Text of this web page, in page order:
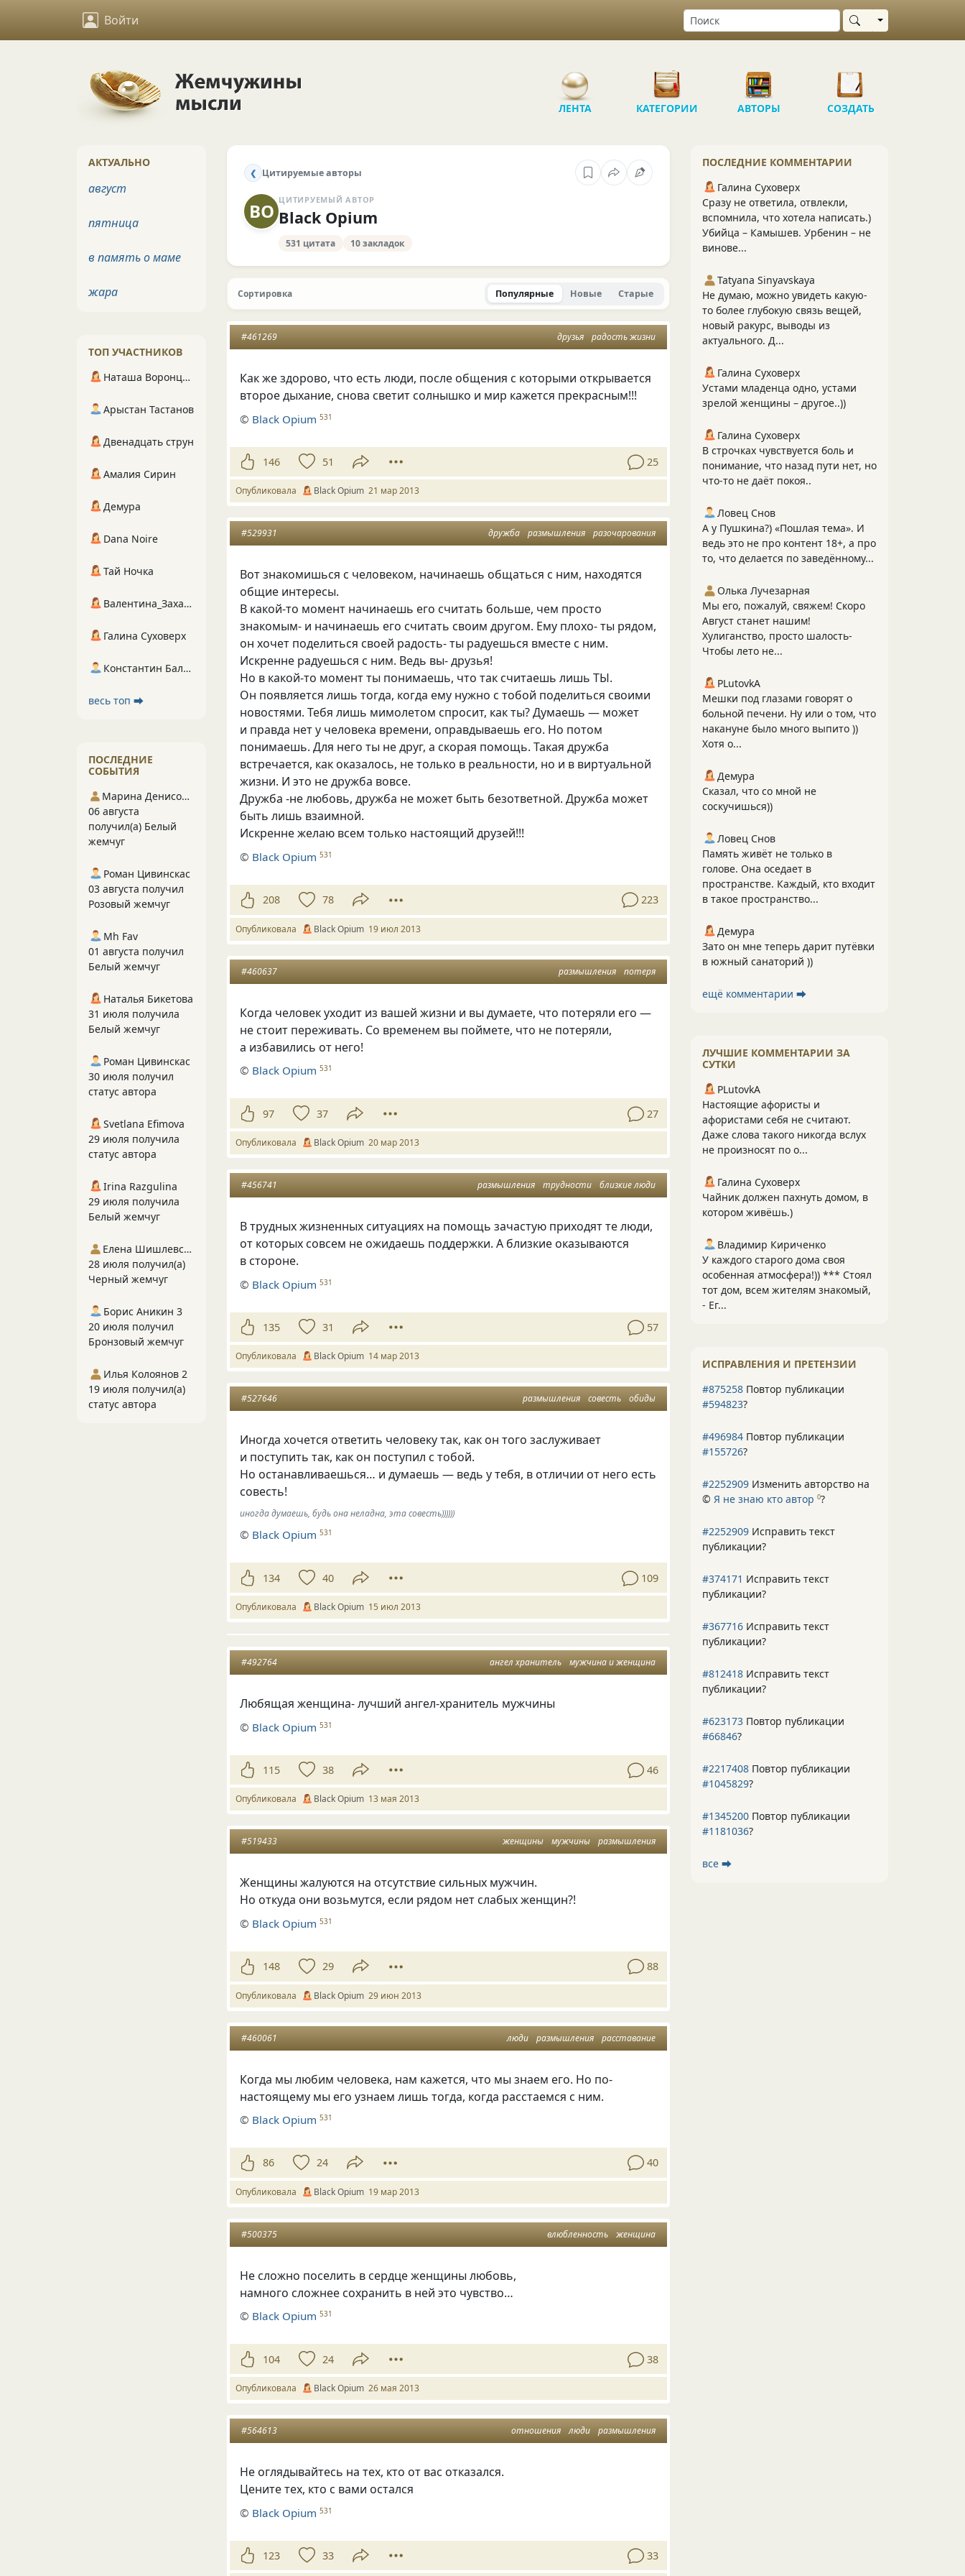
Войти Выбрать область
ЛЕНТА КАТЕГОРИИ АВТОРЫ СОЗДАТЬ
❮ Цитируемые авторы
ВO ЦИТИРУЕМЫЙ АВТОР
Вlack Opium
531 цитата 10 закладок
Сортировка Популярные Новые Старые
друзья радость жизни
#461269
Как же здорово, что есть люди, после общения с которыми открывается
второе дыхание, снова светит солнышко и мир кажется прекрасным!!!
© Вlack Opium 531
146 51 25
Опубликовала Вlack Оpium 21 мар 2013
дружба размышления разочарования
#529931
Вот знакомишься с человеком, начинаешь общаться с ним, находятся
общие интересы.
В какой-то момент начинаешь его считать больше, чем просто
знакомым- и начинаешь его считать своим другом. Ему плохо- ты рядом,
он хочет поделиться своей радость- ты радуешься вместе с ним.
Искренне радуешься с ним. Ведь вы- друзья!
Но в какой-то момент ты понимаешь, что так считаешь лишь ТЫ.
Он появляется лишь тогда, когда ему нужно с тобой поделиться своими
новостями. Тебя лишь мимолетом спросит, как ты? Думаешь — может
и правда нет у человека времени, оправдываешь его. Но потом
понимаешь. Для него ты не друг, а скорая помощь. Такая дружба
встречается, как оказалось, не только в реальности, но и в виртуальной
жизни. И это не дружба вовсе.
Дружба -не любовь, дружба не может быть безответной. Дружба может
быть лишь взаимной.
Искренне желаю всем только настоящий друзей!!!
© Вlack Opium 531
208 78 223
Опубликовала Вlack Оpium 19 июл 2013
размышления потеря
#460637
Когда человек уходит из вашей жизни и вы думаете, что потеряли его —
не стоит переживать. Со временем вы поймете, что не потеряли,
а избавились от него!
© Вlack Opium 531
97 37 27
Опубликовала Вlack Оpium 20 мар 2013
размышления трудности близкие люди
#456741
В трудных жизненных ситуациях на помощь зачастую приходят те люди,
от которых совсем не ожидаешь поддержки. А близкие оказываются
в стороне.
© Вlack Opium 531
135 31 57
Опубликовала Вlack Оpium 14 мар 2013
размышления совесть обиды
#527646
Иногда хочется ответить человеку так, как он того заслуживает
и поступить так, как он поступил с тобой.
Но останавливаешься… и думаешь — ведь у тебя, в отличии от него есть
совесть!
иногда думаешь, будь она неладна, эта совесть))))))
© Вlack Opium 531
134 40 109
Опубликовала Вlack Оpium 15 июл 2013
ангел хранитель мужчина и женщина
#492764
Любящая женщина- лучший ангел-хранитель мужчины
© Вlack Opium 531
115 38 46
Опубликовала Вlack Оpium 13 мая 2013
женщины мужчины размышления
#519433
Женщины жалуются на отсутствие сильных мужчин.
Но откуда они возьмутся, если рядом нет слабых женщин?!
© Вlack Opium 531
148 29 88
Опубликовала Вlack Оpium 29 июн 2013
люди размышления расставание
#460061
Когда мы любим человека, нам кажется, что мы знаем его. Но по-
настоящему мы его узнаем лишь тогда, когда расстаемся с ним.
© Вlack Opium 531
86 24 40
Опубликовала Вlack Оpium 19 мар 2013
влюбленность женщина
#500375
Не сложно поселить в сердце женщины любовь,
намного сложнее сохранить в ней это чувство…
© Вlack Opium 531
104 24 38
Опубликовала Вlack Оpium 26 мая 2013
отношения люди размышления
#564613
Не оглядывайтесь на тех, кто от вас отказался.
Цените тех, кто с вами остался
© Вlack Opium 531
123 33 33
ПОСЛЕДНИЕ КОММЕНТАРИИ
Галина Суховерх
Сразу не ответила, отвлекли,
вспомнила, что хотела написать.)
Убийца – Камышев. Урбенин – не
винове...
Tatyana Sinyavskaya
Не думаю, можно увидеть какую-
то более глубокую связь вещей,
новый ракурс, выводы из
актуального. Д...
Галина Суховерх
Устами младенца одно, устами
зрелой женщины – другое..))
Галина Суховерх
В строчках чувствуется боль и
понимание, что назад пути нет, но
что-то не даёт покоя..
Ловец Снов
А у Пушкина?) «Пошлая тема». И
ведь это не про контент 18+, а про
то, что делается по заведённому...
Олька Лучезарная
Мы его, пожалуй, свяжем! Скоро
Август станет нашим!
Хулиганство, просто шалость-
Чтобы лето не...
PLutоvkА
Мешки под глазами говорят о
больной печени. Ну или о том, что
накануне было много выпито ))
Хотя о...
Демура
Сказал, что со мной не
соскучишься))
Ловец Снов
Память живёт не только в
голове. Она оседает в
пространстве. Каждый, кто входит
в такое пространство...
Демура
Зато он мне теперь дарит путёвки
в южный санаторий ))
ещё комментарии ⮕
ЛУЧШИЕ КОММЕНТАРИИ ЗА
СУТКИ
PLutоvkА
Настоящие афористы и
афористами себя не считают.
Даже слова такого никогда вслух
не произносят по о...
Галина Суховерх
Чайник должен пахнуть домом, в
котором живёшь.)
Владимир Кириченко
У каждого старого дома своя
особенная атмосфера!)) *** Стоял
тот дом, всем жителям знакомый,
- Ег...
ИСПРАВЛЕНИЯ И ПРЕТЕНЗИИ
#875258 Повтор публикации
#594823?
#496984 Повтор публикации
#155726?
#2252909 Изменить авторство на
© Я не знаю кто автор 0?
#2252909 Исправить текст
публикации?
#374171 Исправить текст
публикации?
#367716 Исправить текст
публикации?
#812418 Исправить текст
публикации?
#623173 Повтор публикации
#66846?
#2217408 Повтор публикации
#1045829?
#1345200 Повтор публикации
#1181036?
все ⮕
АКТУАЛЬНО
август
пятница
в память о маме
жара
ТОП УЧАСТНИКОВ
Наташа Воронцова
Арыстан Тастанов
Двенадцать струн
Амалия Сирин
Демура
Dana Noire
Тай Ночка
Валентина_Захарова
Галина Суховерх
Константин Балухта
весь топ ⮕
ПОСЛЕДНИЕ
СОБЫТИЯ
Марина Денисова 5
06 августа
получил(а) Белый
жемчуг
Роман Цивинскас
03 августа получил
Розовый жемчуг
Mh Fav
01 августа получил
Белый жемчуг
Наталья Бикетова
31 июля получила
Белый жемчуг
Роман Цивинскас
30 июля получил
статус автора
Svetlana Efimova
29 июля получила
статус автора
Irina Razgulina
29 июля получила
Белый жемчуг
Елена Шишлевская
28 июля получил(а)
Черный жемчуг
Борис Аникин 3
20 июля получил
Бронзовый жемчуг
Илья Колоянов 2
19 июля получил(а)
статус автора